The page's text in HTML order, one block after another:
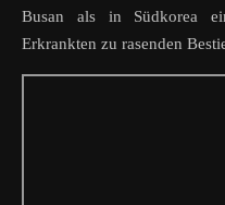
Busan als in Südkorea
Erkrankten zu rasenden